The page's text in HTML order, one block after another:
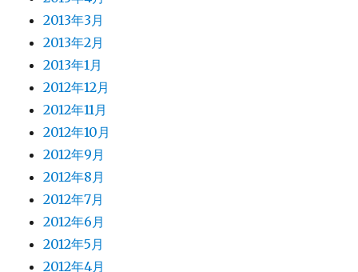
2013年3月
2013年2月
2013年1月
2012年12月
2012年11月
2012年10月
2012年9月
2012年8月
2012年7月
2012年6月
2012年5月
2012年4月